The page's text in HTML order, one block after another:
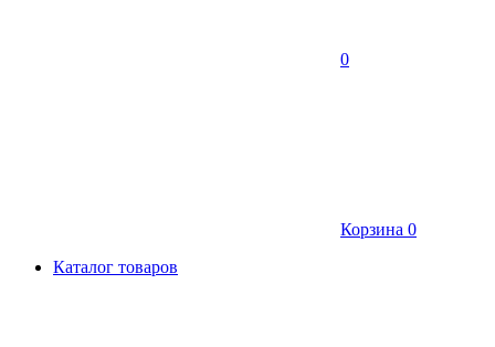
0
Корзина 0
Каталог товаров